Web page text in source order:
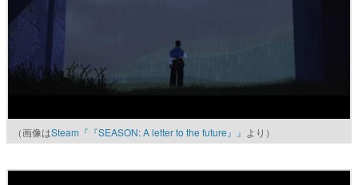
（画像はSteam『『SEASON: A letter to the future』』 より）